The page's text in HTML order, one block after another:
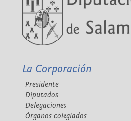
La Corporación
Presidente
Diputados
Delegaciones
Órganos colegiados